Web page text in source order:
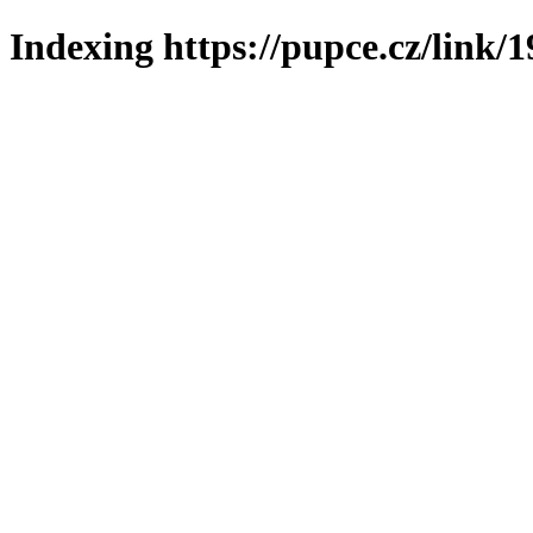
Indexing https://pupce.cz/link/